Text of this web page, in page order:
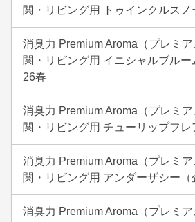
関・リビング用 トゥインクルスノ
消臭力 Premium Aroma（プレミ
関・リビング用 イニシャルブルー
26春
消臭力 Premium Aroma（プレミ
関・リビング用 チューリップフレ
消臭力 Premium Aroma（プレミ
関・リビング用 アンダーザシー（
消臭力 Premium Aroma（プレミ